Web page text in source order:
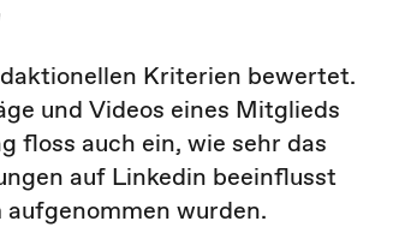
Kriterien bewertet.
und Videos eines Mitglieds
floss auch ein, wie sehr das
auf Linkedin beeinflusst
wurden.